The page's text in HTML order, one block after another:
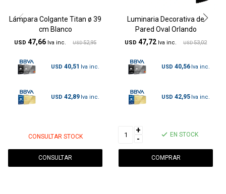
Lámpara Colgante Titan ø 39
cm Blanco
USD 47,66 USD 52,95
USD 40,51
USD 42,89
CONSULTAR STOCK
CONSULTAR
Luminaria Decorativa de
Pared Oval Orlando
USD 47,72 USD 53,02
USD 40,56
USD 42,95
+
-
EN STOCK